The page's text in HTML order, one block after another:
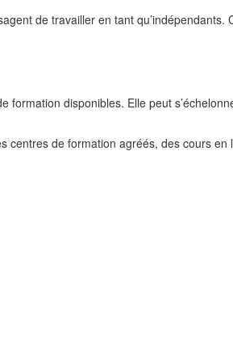
de travailler en tant
disponibles. Elle peut
de formation agréés, des cours